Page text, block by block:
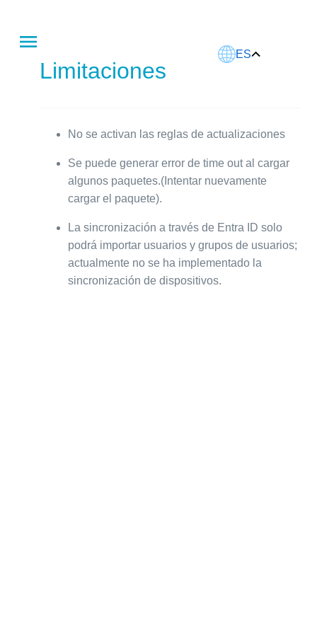
ES
Limitaciones
No se activan las reglas de actualizaciones
Se puede generar error de time out al cargar
algunos paquetes.(Intentar nuevamente
cargar el paquete).
La sincronización a través de Entra ID solo
podrá importar usuarios y grupos de usuarios;
actualmente no se ha implementado la
sincronización de dispositivos.